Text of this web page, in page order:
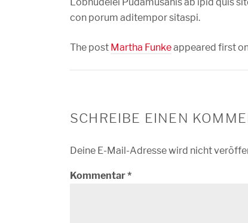
con porum aditempor sitaspi.
The post Martha Funkeappeared first
SCHREIBE EINEN
Deine E-Mail-Adresse wird nicht
Kommentar*